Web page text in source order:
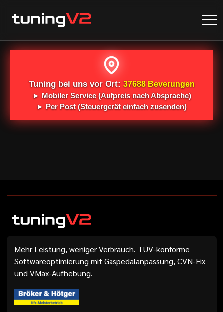
Tuning bei uns vor Ort: 37688 Beverungen
► Mobiler Service(Aufpreis nach Absprache)
►Per Post(Steuergerät einfach zusenden)
Mehr Leistung, weniger Verbrauch. TÜV-konforme
Softwareoptimierung mit Gaspedalanpassung, CVN-Fix
und VMax-Aufhebung.